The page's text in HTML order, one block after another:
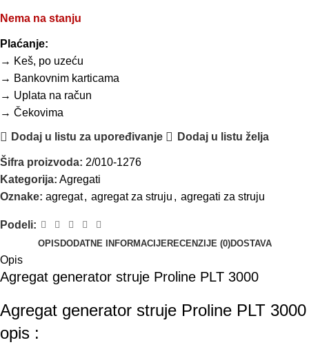
Nema na stanju
Plaćanje:
→ Keš, po uzeću
→ Bankovnim karticama
→ Uplata na račun
→ Čekovima
Dodaj u listu za upoređivanje Dodaj u listu želja
Šifra proizvoda: 2/010-1276
Kategorija: Agregati
Oznake: agregat, agregat za struju , agregati za struju
Podeli:
OPIS DODATNE INFORMACIJE RECENZIJE (0)DOSTAVA
Opis
Agregat generator struje Proline PLT 3000
Agregat generator struje Proline PLT 3000
opis :